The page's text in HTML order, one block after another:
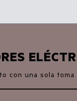
con una sola